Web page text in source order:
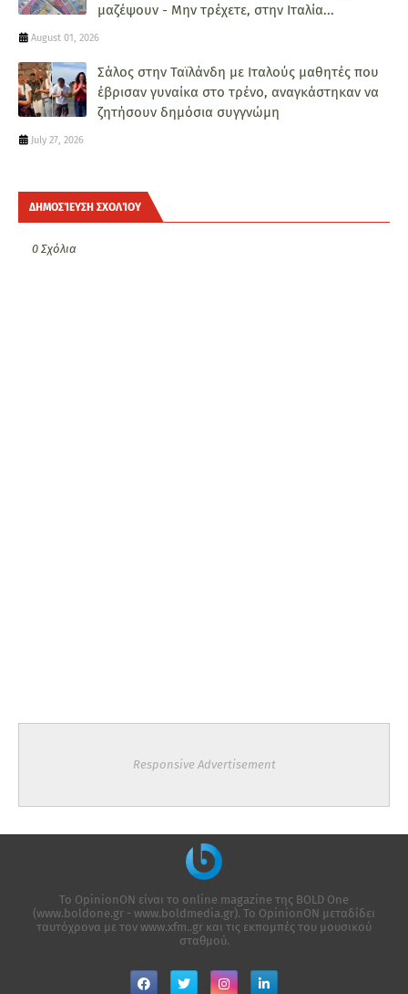
μαζέψουν - Μην τρέχετε, στην Ιταλία...
August 01, 2026
Σάλος στην Ταϊλάνδη με Ιταλούς μαθητές που
έβρισαν γυναίκα στο τρένο, αναγκάστηκαν να
ζητήσουν δημόσια συγγνώμη
July 27, 2026
ΔΗΜΟΣΊΕΥΣΗ ΣΧΟΛΊΟΥ
0 Σχόλια
Responsive Advertisement
Το OpinionON είναι το online magazine της ΒΟLD One
(www.boldone.gr - www.boldmedia.gr). Το OpinionON μεταδίδει
ταυτόχρονα με τον www.xfm..gr και τις εκπομπές του μουσικού
σταθμού.